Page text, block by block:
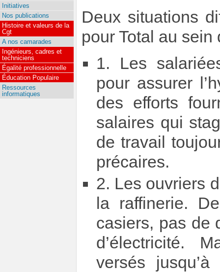
Deux situations
pour Total au
1. Les
pour assurer
des efforts
salaires qui
de travail
précaires.
2. Les ouvriers
la raffinerie.
casiers, pas de
d’électricité.
versés
Initiatives
Nos publications
Histoire et valeurs de la
Cgt
A nos camarades
Ingénieurs, cadres et
techniciens
Égalité professionnelle
Éducation Populaire
Ressources
informatiques